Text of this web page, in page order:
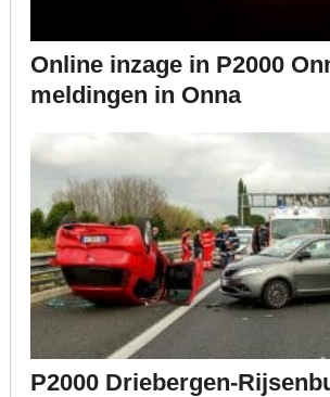
Online inzage in P2000
meldingen in Onna
P2000 Driebergen-